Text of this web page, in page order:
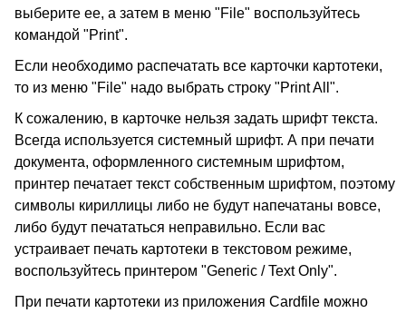
выберите ее, а затем в меню "File" воспользуйтесь
командой "Print".
Если необходимо распечатать все карточки картотеки,
то из меню "File" надо выбрать строку "Print All".
К сожалению, в карточке нельзя задать шрифт текста.
Всегда используется системный шрифт. А при печати
документа, оформленного системным шрифтом,
принтер печатает текст собственным шрифтом, поэтому
символы кириллицы либо не будут напечатаны вовсе,
либо будут печататься неправильно. Если вас
устраивает печать картотеки в текстовом режиме,
воспользуйтесь принтером "Generic / Text Only".
При печати картотеки из приложения Cardfile можно